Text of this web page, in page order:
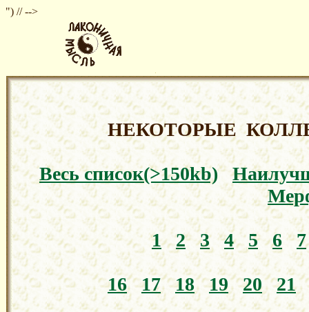
") // -->
НЕКОТОРЫЕ
Весь список(>150kb)
1 2 3 4 5 6 7
16 17 18 19 20 21